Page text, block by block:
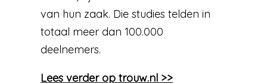
van hun zaak. Die studies telden in
totaal meer dan 100.000
deelnemers.
Lees verder op trouw.nl >>